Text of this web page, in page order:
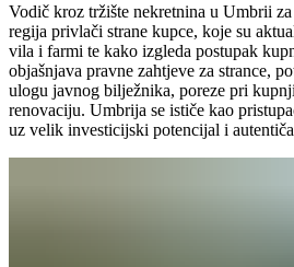
Vodič kroz tržište nekretnina u Umbrii
regija privlači strane kupce, koje su
vila i farmi te kako izgleda postupak
objašnjava pravne zahtjeve za strance,
ulogu javnog bilježnika, poreze pri
renovaciju. Umbrija se ističe kao
uz velik investicijski potencijal i